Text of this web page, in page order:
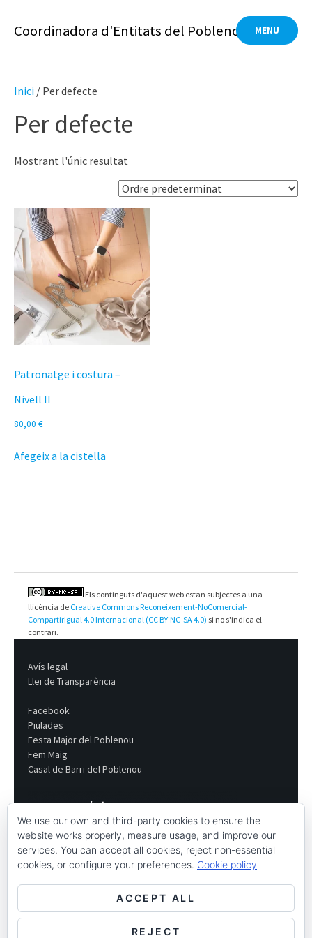
Coordinadora d'Entitats del Poblenou MENU
Inici / Per defecte
Per defecte
Mostrant l'únic resultat
Patronatge i costura –
Nivell II
80,00 €
Afegeix a la cistella
Els continguts d'aquest web estan subjectes a una
llicència de Creative Commons Reconeixement-NoComercial-
CompartirIgual 4.0 Internacional (CC BY-NC-SA 4.0) si no s'indica el
contrari.
Avís legal
Llei de Transparència
Facebook
Piulades
Festa Major del Poblenou
Fem Maig
Casal de Barri del Poblenou
We use our own and third-party cookies to ensure the
website works properly, measure usage, and improve our
services. You can accept all cookies, reject non-essential
cookies, or configure your preferences. Cookie policy
ACCEPT ALL
REJECT